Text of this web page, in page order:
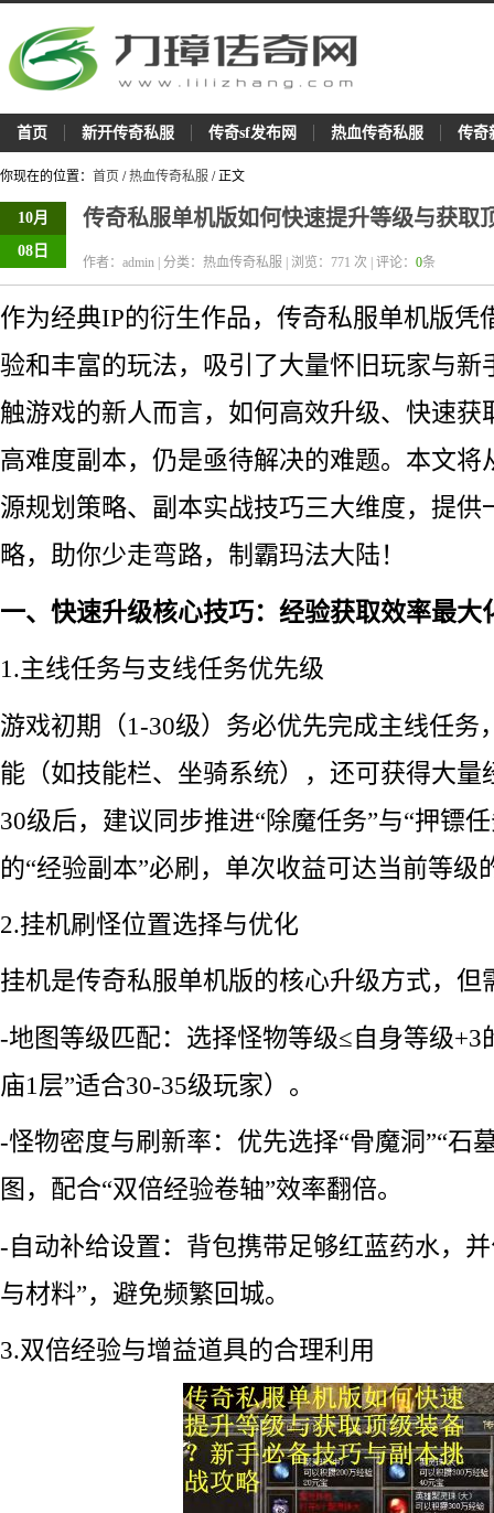
首页 新开传奇私服 传奇sf发布网 热血传奇私服 传奇
你现在的位置： 首页 /热血传奇私服 / 正文
10月
08日
传奇私服单机版如何快速提升等级与获取
作者：admin | 分类：热血传奇私服 | 浏览： 771 次 | 评论： 0条
作为经典IP的衍生作品，传奇私服单机版凭
验和丰富的玩法，吸引了大量怀旧玩家与新
触游戏的新人而言，如何高效升级、快速获
高难度副本，仍是亟待解决的难题。本文将
源规划策略、副本实战技巧三大维度，提供
略，助你少走弯路，制霸玛法大陆！
一、快速升级核心技巧：经验获取效率最大
1.主线任务与支线任务优先级
游戏初期（1-30级）务必优先完成主线任务
能（如技能栏、坐骑系统），还可获得大量
30级后，建议同步推进“除魔任务”与“押镖
的“经验副本”必刷，单次收益可达当前等级
2.挂机刷怪位置选择与优化
挂机是传奇私服单机版的核心升级方式，但
-地图等级匹配：选择怪物等级≤自身等级+3
庙1层”适合30-35级玩家）。
-怪物密度与刷新率：优先选择“骨魔洞”“石
图，配合“双倍经验卷轴”效率翻倍。
-自动补给设置：背包携带足够红蓝药水，
与材料”，避免频繁回城。
3.双倍经验与增益道具的合理利用